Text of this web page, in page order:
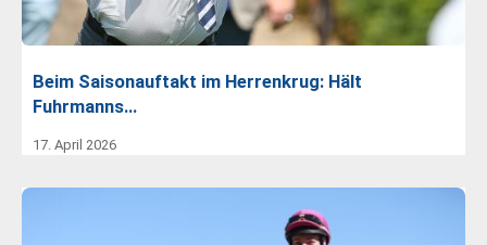
Beim Saisonauftakt im Herrenkrug: Hält
Fuhrmanns…
17. April 2026